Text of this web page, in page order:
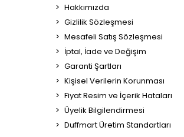
Hakkımızda
Gizlilik Sözleşmesi
Mesafeli Satış Sözleşmesi
İptal, İade ve Değişim
Garanti Şartları
Kişisel Verilerin Korunması
Fiyat Resim ve İçerik Hataları
Üyelik Bilgilendirmesi
Duffmart Üretim Standartları